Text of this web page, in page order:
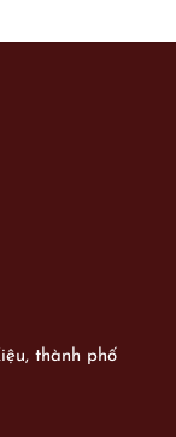
thành phố